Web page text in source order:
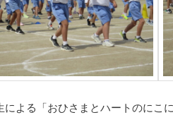
による「おひさまとハートのにこ